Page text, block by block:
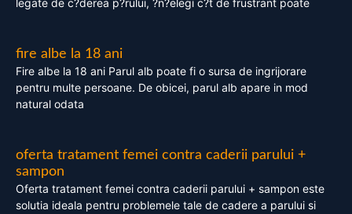
legate de c?derea p?rului, ?n?elegi c?t de frustrant poate
fire albe la 18 ani
Fire albe la 18 ani Parul alb poate fi o sursa de ingrijorare
pentru multe persoane. De obicei, parul alb apare in mod
natural odata
oferta tratament femei contra caderii parului +
sampon
Oferta tratament femei contra caderii parului + sampon este
solutia ideala pentru problemele tale de cadere a parului si